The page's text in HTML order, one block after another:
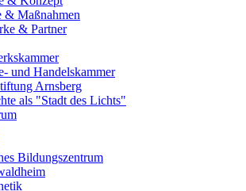
& Maßnahmen
& Partner
und Handelskammer
Arnsberg
als "Stadt des Lichts"
Bildungszentrum